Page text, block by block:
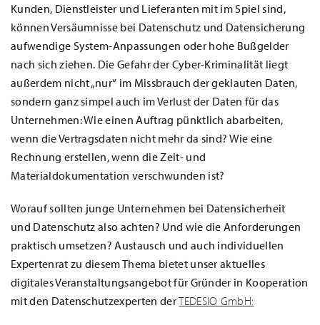
Kunden, Dienstleister und Lieferanten mit im Spiel sind,
können Versäumnisse bei Datenschutz und Datensicherung
aufwendige System-Anpassungen oder hohe Bußgelder
nach sich ziehen. Die Gefahr der Cyber-Kriminalität liegt
außerdem nicht „nur“ im Missbrauch der geklauten Daten,
sondern ganz simpel auch im Verlust der Daten für das
Unternehmen: Wie einen Auftrag pünktlich abarbeiten,
wenn die Vertragsdaten nicht mehr da sind? Wie eine
Rechnung erstellen, wenn die Zeit- und
Materialdokumentation verschwunden ist?
Worauf sollten junge Unternehmen bei Datensicherheit
und Datenschutz also achten? Und wie die Anforderungen
praktisch umsetzen? Austausch und auch individuellen
Expertenrat zu diesem Thema bietet unser aktuelles
digitales Veranstaltungsangebot für Gründer in Kooperation
mit den Datenschutzexperten derTEDESIO GmbH: